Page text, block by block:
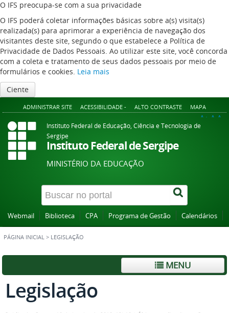
O IFS preocupa-se com a sua privacidade
O IFS poderá coletar informações básicas sobre a(s) visita(s)
realizada(s) para aprimorar a experiência de navegação dos
visitantes deste site, segundo o que estabelece a Política de
Privacidade de Dados Pessoais. Ao utilizar este site, você concorda
com a coleta e tratamento de seus dados pessoais por meio de
formulários e cookies. Leia mais
Ciente
ADMINISTRAR SITE ACESSIBILIDADE - ALTO CONTRASTE MAPA
A+ A A-
Instituto Federal de Educação, Ciência e Tecnologia de
Sergipe
Instituto Federal de Sergipe
MINISTÉRIO DA EDUCAÇÃO
Webmail Biblioteca CPA Programa de Gestão Calendários
PÁGINA INICIAL > LEGISLAÇÃO
MENU
Legislação